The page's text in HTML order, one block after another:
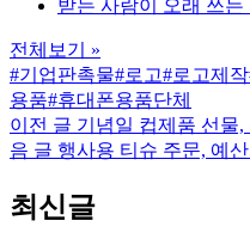
받는 사람이 오래 쓰
전체보기 »
#기업판촉물#로고#로고제작
용품#휴대폰용품단체
이전 글 기념일 컵제품 선물
음 글 행사용 티슈 주문, 예
최신글